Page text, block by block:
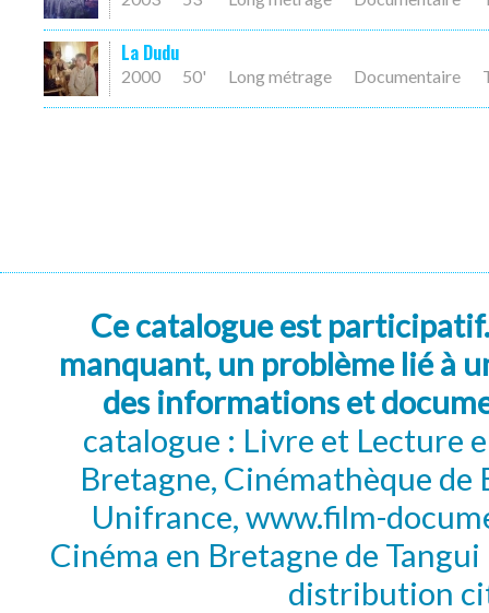
La Dudu
2000 50' Long métrage Documentaire
Ce catalogue est
manquant, un problème lié à
des informations et
catalogue : Livre et Lecture
Bretagne, Cinémathèque de
Unifrance, www.film-
Cinéma en Bretagne de
distribution